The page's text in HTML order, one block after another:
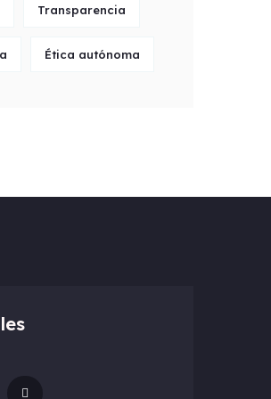
Transparencia
Ética autónoma